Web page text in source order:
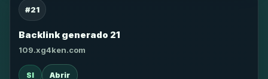
#21
Backlink generado 21
109.xg4ken.com
SI Abrir